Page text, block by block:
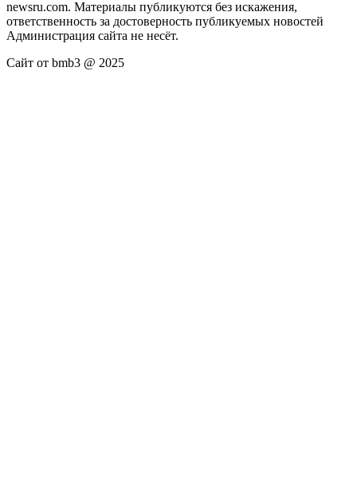
newsru.com. Материалы публикуются без искажения,
ответственность за достоверность публикуемых новостей
Администрация сайта не несёт.
Сайт от bmb3 @ 2025